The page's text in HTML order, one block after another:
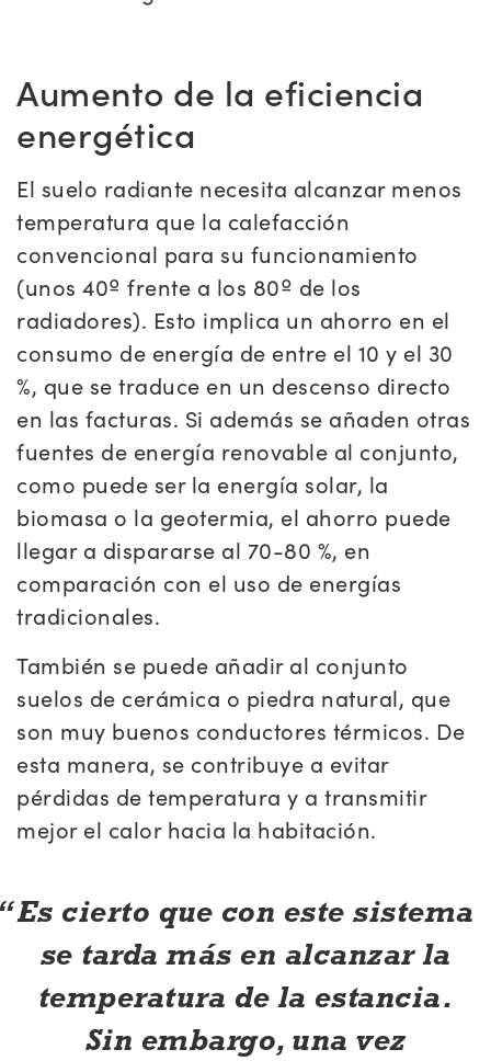
Aumento de la eficiencia
energética
El suelo radiante necesita alcanzar menos
temperatura que la calefacción
convencional para su funcionamiento
(unos 40º frente a los 80º de los
radiadores). Esto implica un ahorro en el
consumo de energía de entre el 10 y el 30
%, que se traduce en un descenso directo
en las facturas. Si además se añaden otras
fuentes de energía renovable al conjunto,
como puede ser la energía solar, la
biomasa o la geotermia, el ahorro puede
llegar a dispararse al 70-80 %, en
comparación con el uso de energías
tradicionales.
También se puede añadir al conjunto
suelos de cerámica o piedra natural, que
son muy buenos conductores térmicos. De
esta manera, se contribuye a evitar
pérdidas de temperatura y a transmitir
mejor el calor hacia la habitación.
Es cierto que con este sistema
se tarda más en alcanzar la
temperatura de la estancia.
Sin embargo, una vez